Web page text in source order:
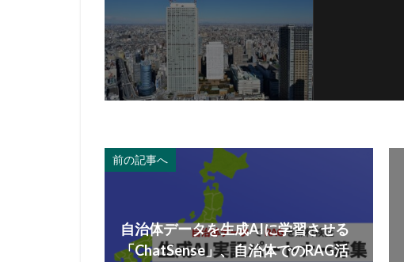
前の記事へ
自治体データを生成AIに学習させる
「ChatSense」、自治体でのRAG活